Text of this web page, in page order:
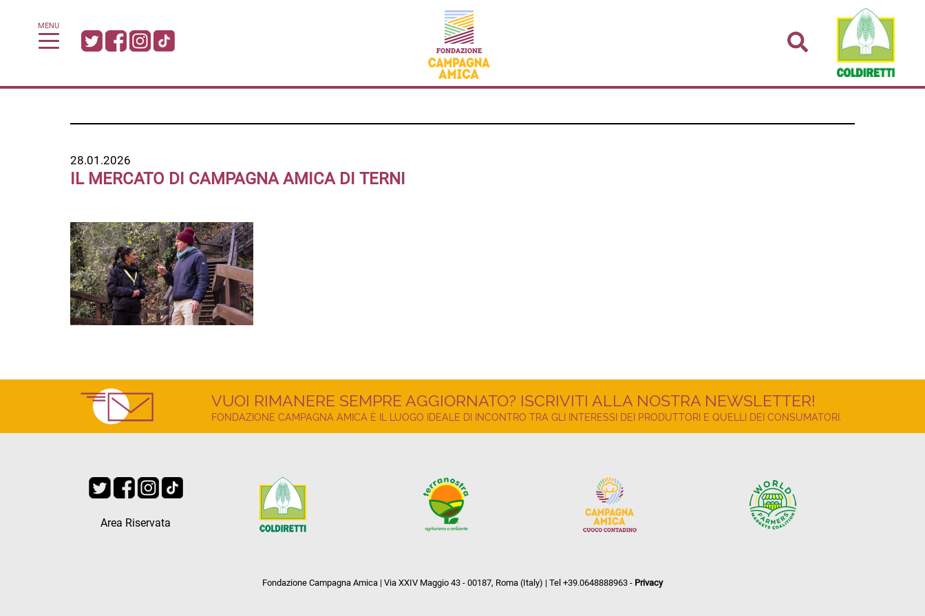
MENU
28.01.2026
IL MERCATO DI CAMPAGNA AMICA DI TERNI
VUOI RIMANERE SEMPRE AGGIORNATO? ISCRIVITI ALLA NOSTRA NEWSLETTER!
FONDAZIONE CAMPAGNA AMICA È IL LUOGO IDEALE DI INCONTRO TRA GLI INTERESSI DEI PRODUTTORI E QUELLI DEI CONSUMATORI.
Area Riservata
Fondazione Campagna Amica | Via XXIV Maggio 43 - 00187, Roma (Italy) | Tel +39.0648888963 - Privacy